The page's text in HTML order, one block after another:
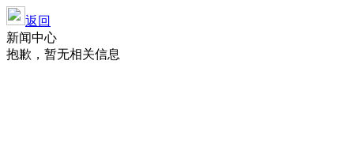
返回
新闻中心
抱歉，暂无相关信息